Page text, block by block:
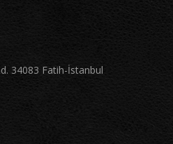
34083 Fatih-İstanbul